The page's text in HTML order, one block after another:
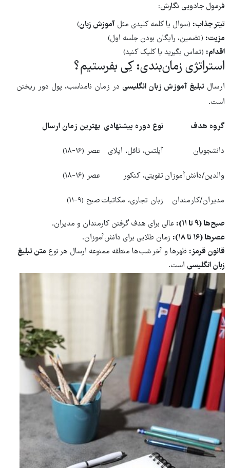
فرمول جادویی نگارش:
تیتر جذاب: (سوال یا کلمه کلیدی مثل آموزش زبان)
مزیت: (تضمین، رایگان بودن جلسه اول)
اقدام: (تماس بگیرید یا کلیک کنید)
استراتژی زمان‌بندی: کِی بفرستیم؟
ارسال تبلیغ آموزش زبان انگلیسی در زمان نامناسب، پول دور ریختن
است.
گروه هدف نوع دوره پیشنهادی بهترین زمان ارسال
دانشجویان آیلتس، تافل، اپلای عصر (۱۶-۱۸)
والدین/دانش‌آموزانتقویتی، کنکور عصر (۱۶-۱۸)
مدیران/کارمندان زبان تجاری، مکاتباتصبح (۹-۱۱)
صبح‌ها (۹ تا ۱۱):
عالی برای هدف گرفتن کارمندان و مدیران.
عصرها (۱۶ تا ۱۸):
زمان طلایی برای دانش‌آموزان.
قانون قرمز: ظهرها و آخر شب‌ها منطقه ممنوعه ارسال هر نوع متن تبلیغ
زبان انگلیسی است.